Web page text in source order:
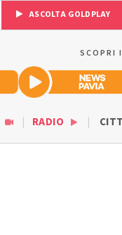
ASCOLTA GOLDPLAY
SCOPRI
RADIO